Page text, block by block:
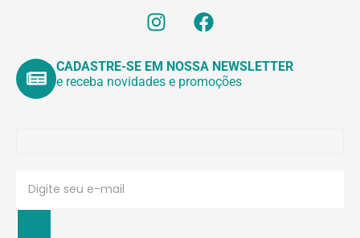
CADASTRE-SE EM NOSSA NEWSLETTER
e receba novidades e promoções